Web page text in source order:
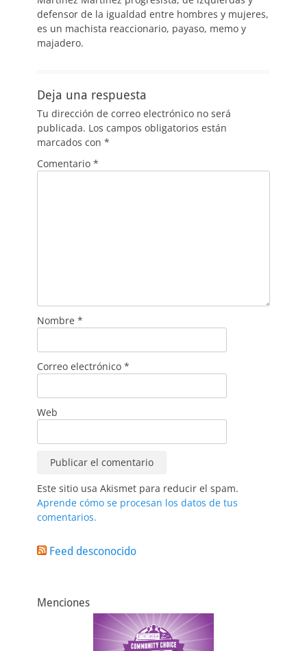
defensor de la igualdad entre hombres y mujeres,
es un machista reaccionario, payaso, memo y
majadero.
Deja una respuesta
Tu dirección de correo electrónico no será
publicada. Los campos obligatorios están
marcados con *
Comentario *
Nombre *
Correo electrónico *
Web
Este sitio usa Akismet para reducir el spam.
Aprende cómo se procesan los datos de tus
comentarios.
Feed desconocido
Menciones